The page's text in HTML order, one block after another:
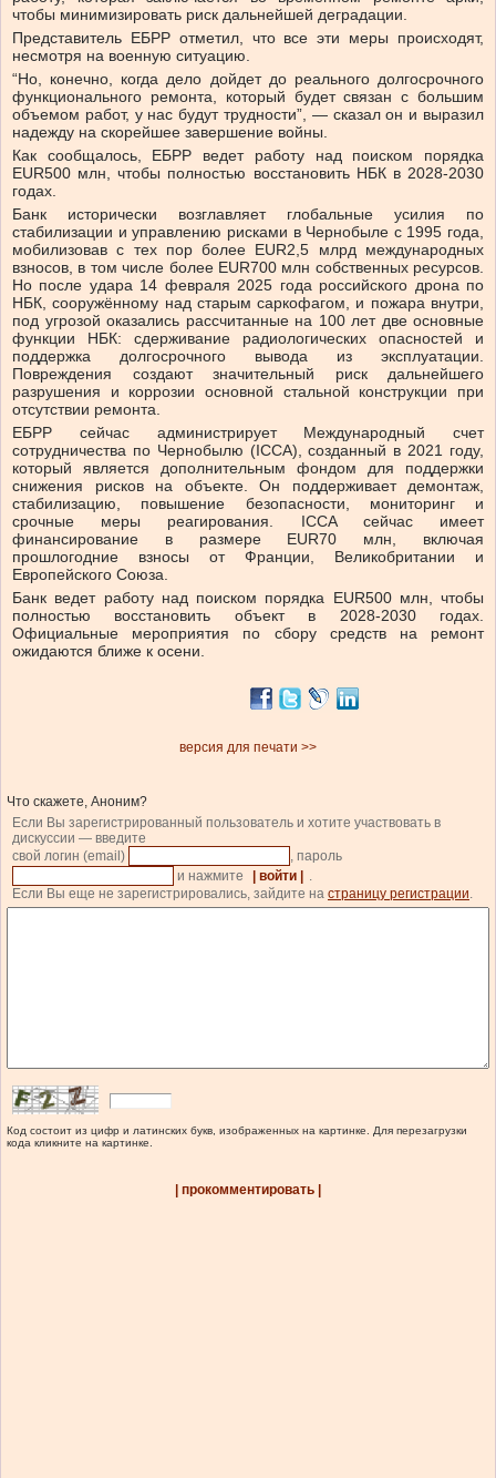
чтобы минимизировать риск дальнейшей деградации.
Представитель ЕБРР отметил, что все эти меры происходят,
несмотря на военную ситуацию.
“Но, конечно, когда дело дойдет до реального долгосрочного
функционального ремонта, который будет связан с большим
объемом работ, у нас будут трудности”, — сказал он и выразил
надежду на скорейшее завершение войны.
Как сообщалось, ЕБРР ведет работу над поиском порядка
EUR500 млн, чтобы полностью восстановить НБК в 2028-2030
годах.
Банк исторически возглавляет глобальные усилия по
стабилизации и управлению рисками в Чернобыле с 1995 года,
мобилизовав с тех пор более EUR2,5 млрд международных
взносов, в том числе более EUR700 млн собственных ресурсов.
Но после удара 14 февраля 2025 года российского дрона по
НБК, сооружённому над старым саркофагом, и пожара внутри,
под угрозой оказались рассчитанные на 100 лет две основные
функции НБК: сдерживание радиологических опасностей и
поддержка долгосрочного вывода из эксплуатации.
Повреждения создают значительный риск дальнейшего
разрушения и коррозии основной стальной конструкции при
отсутствии ремонта.
ЕБРР сейчас администрирует Международный счет
сотрудничества по Чернобылю (ICCA), созданный в 2021 году,
который является дополнительным фондом для поддержки
снижения рисков на объекте. Он поддерживает демонтаж,
стабилизацию, повышение безопасности, мониторинг и
срочные меры реагирования. ICCA сейчас имеет
финансирование в размере EUR70 млн, включая
прошлогодние взносы от Франции, Великобритании и
Европейского Союза.
Банк ведет работу над поиском порядка EUR500 млн, чтобы
полностью восстановить объект в 2028-2030 годах.
Официальные мероприятия по сбору средств на ремонт
ожидаются ближе к осени.
версия для печати >>
Что скажете, Аноним?
Если Вы зарегистрированный пользователь и хотите участвовать в
дискуссии — введите
свой логин (email)
, пароль
и нажмите
| войти |
.
Если Вы еще не зарегистрировались, зайдите на страницу регистрации.
Код состоит из цифр и латинских букв, изображенных на картинке. Для перезагрузки
кода кликните на картинке.
| прокомментировать |